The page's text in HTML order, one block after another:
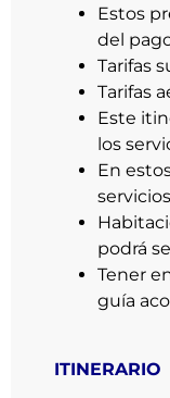
Estos
del
Tarifas
Tarifas
Este
los
En
podrá
Tener
guía
ITINERARIO